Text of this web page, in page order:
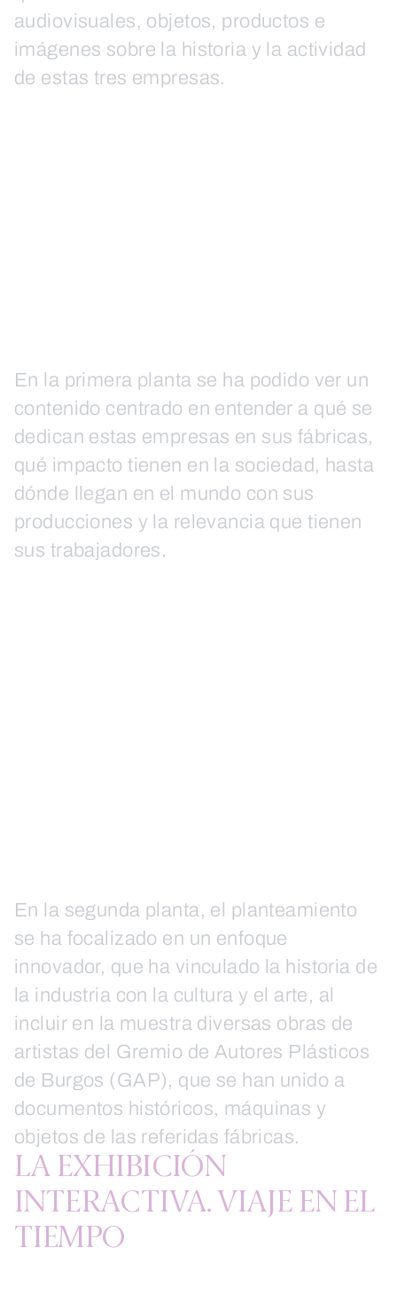
audiovisuales, objetos, productos e
imágenes sobre la historia y la actividad
de estas tres empresas.
En la primera planta se ha podido ver un
contenido centrado en entender a qué se
dedican estas empresas en sus fábricas,
qué impacto tienen en la sociedad, hasta
dónde llegan en el mundo con sus
producciones y la relevancia que tienen
sus trabajadores.
En la segunda planta, el planteamiento
se ha focalizado en un enfoque
innovador, que ha vinculado la historia de
la industria con la cultura y el arte, al
incluir en la muestra diversas obras de
artistas del Gremio de Autores Plásticos
de Burgos (GAP), que se han unido a
documentos históricos, máquinas y
objetos de las referidas fábricas.
LA EXHIBICIÓN
INTERACTIVA. VIAJE EN EL
TIEMPO